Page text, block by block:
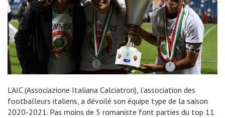
L’AIC (Associazione Italiana Calciatrori), l’association des
footballeurs italiens, a dévoilé son équipe type de la saison
2020-2021. Pas moins de 5 romaniste font parties du top 11